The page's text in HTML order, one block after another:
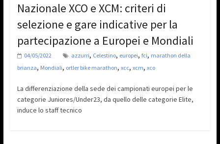
Nazionale XCO e XCM: criteri di
selezione e gare indicative per la
partecipazione a Europei e Mondiali
04/05/2022 azzurri, Celestino, europei, fci, marathon della
brianza, Mondiali, ortler bike marathon, xcc, xcm, xco
La differenziazione della sede dei campionati europei per le
categorie Juniores/Under23, da quello delle categorie Elite,
induce lo staff tecnico